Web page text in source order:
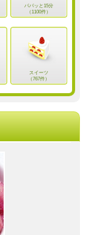
パパッと15分
（1100件）
スイーツ
（767件）